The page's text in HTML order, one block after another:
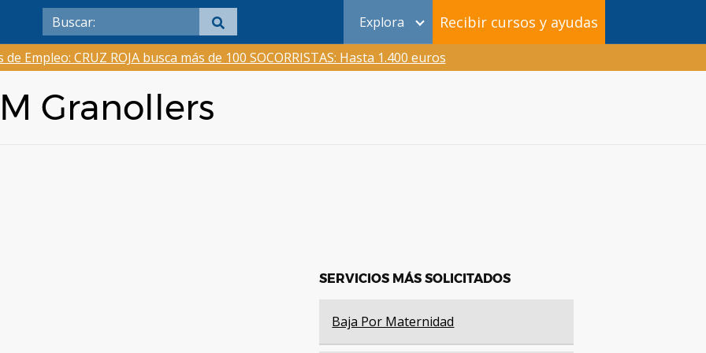
Explora Recibir cursos y ayudas
Empleo: CRUZ ROJA busca más de 100 SOCORRISTAS: Hasta 1.400 euros
Granollers
SERVICIOS MÁS SOLICITADOS
Baja Por Maternidad